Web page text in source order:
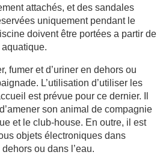
attachés, et des sandales
uniquement pendant le
doivent être portées a partir de
aquatique.
fumer et d’uriner en dehors ou
L’utilisation d’utiliser les
est prévue pour ce dernier. Il
son animal de compagnie
et le club-house. En outre, il est
objets électroniques dans
ou dans l’eau.